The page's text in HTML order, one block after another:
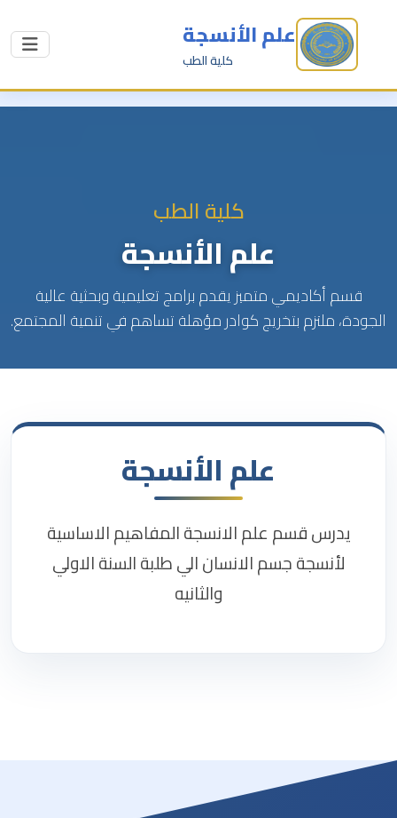
علم الأنسجة
كلية الطب
كلية الطب
علم الأنسجة
قسم أكاديمي متميز يقدم برامج تعليمية وبحثية عالية
الجودة، ملتزم بتخريج كوادر مؤهلة تساهم في تنمية المجتمع.
علم الأنسجة
يدرس قسم علم الانسجة المفاهيم الاساسية
لأنسجة جسم الانسان الي طلبة السنة الاولي
والثانيه